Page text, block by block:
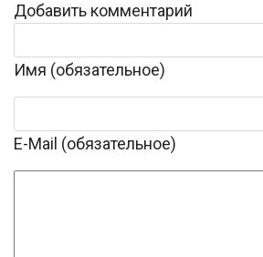
Добавить комментарий
Имя (обязательное)
E-Mail (обязательное)